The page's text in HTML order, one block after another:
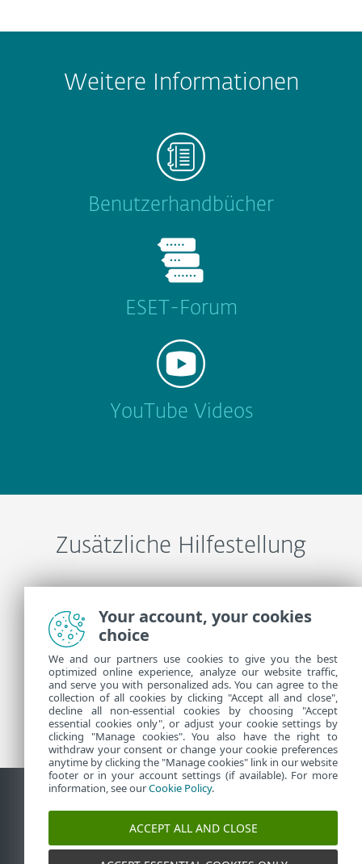
Weitere Informationen
Benutzerhandbücher
ESET-Forum
YouTube Videos
Zusätzliche Hilfestellung
ESET-Support kontaktieren
Weitere Informationen
Support-News
Kundenhinweisen
Sicherheitslücke melden
Cookie-Richtlinie
Your account, your cookies
choice
We and our partners use cookies to give you the best
optimized online experience, analyze our website traffic,
and serve you with personalized ads. You can agree to the
collection of all cookies by clicking "Accept all and close",
decline all non-essential cookies by choosing "Accept
essential cookies only", or adjust your cookie settings by
clicking "Manage cookies". You also have the right to
withdraw your consent or change your cookie preferences
anytime by clicking the "Manage cookies" link in our website
footer or in your account settings (if available). For more
information, see ourCookie Policy.
ACCEPT ALL AND CLOSE